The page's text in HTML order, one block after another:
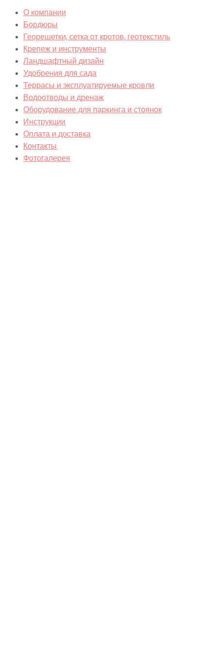
О компании
Бордюры
Георешетки, сетка от кротов, геотекстиль
Крепеж и инструменты
Ландшафтный дизайн
Удобрения для сада
Террасы и эксплуатируемые кровли
Водоотводы и дренаж
Оборудование для паркинга и стоянок
Инструкции
Оплата и доставка
Контакты
Фотогалерея